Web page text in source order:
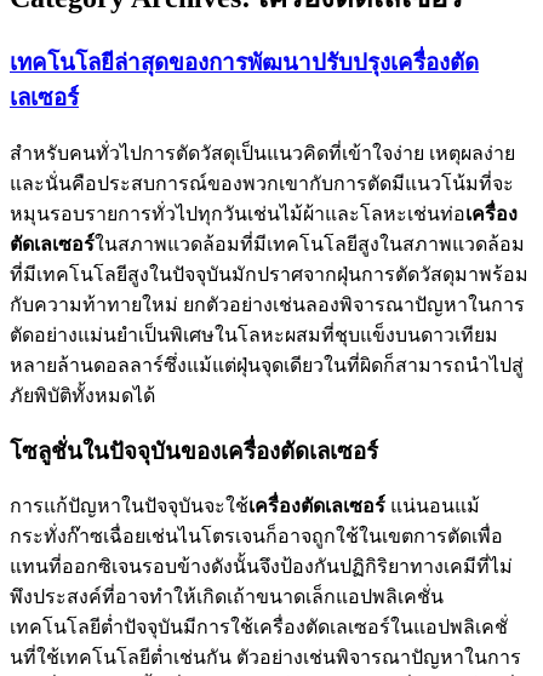
เทคโนโลยีล่าสุดของการพัฒนาปรับปรุงเครื่องตัด
เลเซอร์
สำหรับคนทั่วไปการตัดวัสดุเป็นแนวคิดที่เข้าใจง่าย เหตุผลง่าย
และนั่นคือประสบการณ์ของพวกเขากับการตัดมีแนวโน้มที่จะ
หมุนรอบรายการทั่วไปทุกวันเช่นไม้ผ้าและโลหะเช่นท่อเครื่อง
ตัดเลเซอร์ในสภาพแวดล้อมที่มีเทคโนโลยีสูงในสภาพแวดล้อม
ที่มีเทคโนโลยีสูงในปัจจุบันมักปราศจากฝุ่นการตัดวัสดุมาพร้อม
กับความท้าทายใหม่ ยกตัวอย่างเช่นลองพิจารณาปัญหาในการ
ตัดอย่างแม่นยำเป็นพิเศษในโลหะผสมที่ชุบแข็งบนดาวเทียม
หลายล้านดอลลาร์ซึ่งแม้แต่ฝุ่นจุดเดียวในที่ผิดก็สามารถนำไปสู่
ภัยพิบัติทั้งหมดได้
โซลูชั่นในปัจจุบันของเครื่องตัดเลเซอร์
การแก้ปัญหาในปัจจุบันจะใช้เครื่องตัดเลเซอร์ แน่นอนแม้
กระทั่งก๊าซเฉื่อยเช่นไนโตรเจนก็อาจถูกใช้ในเขตการตัดเพื่อ
แทนที่ออกซิเจนรอบข้างดังนั้นจึงป้องกันปฏิกิริยาทางเคมีที่ไม่
พึงประสงค์ที่อาจทำให้เกิดเถ้าขนาดเล็กแอปพลิเคชั่น
เทคโนโลยีต่ำปัจจุบันมีการใช้เครื่องตัดเลเซอร์ในแอปพลิเคชั่
นที่ใช้เทคโนโลยีต่ำเช่นกัน ตัวอย่างเช่นพิจารณาปัญหาในการ